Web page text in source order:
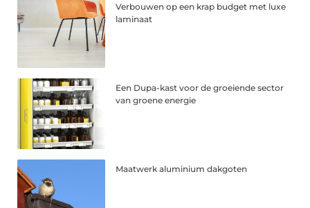
Verbouwen op een krap budget met luxe
laminaat
Een Dupa-kast voor de groeiende sector
van groene energie
Maatwerk aluminium dakgoten